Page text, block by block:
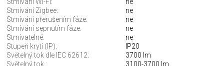
Stmívání Wi-Fi:
ne
Stmívání Zigbee:
ne
Stmívání přerušením fáze:
ne
Stmívání sepnutím fáze:
ne
Stmívatelné:
ne
Stupeň krytí (IP):
IP20
Světelný tok dle IEC 62612:
3700 lm
Světelný tok.:
3100-3700 lm